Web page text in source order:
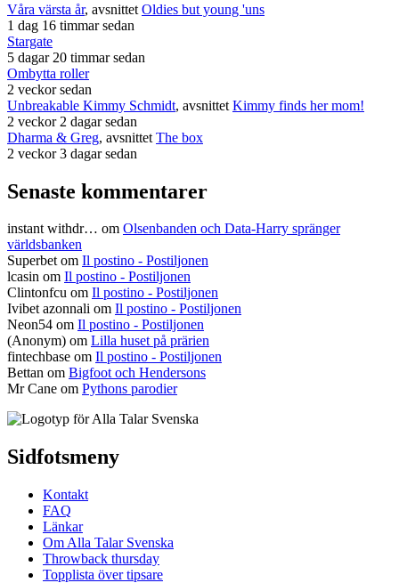
Våra värsta år, avsnittet Oldies but young 'uns
1 dag 16 timmar sedan
Stargate
5 dagar 20 timmar sedan
Ombytta roller
2 veckor sedan
Unbreakable Kimmy Schmidt, avsnittet Kimmy finds her mom!
2 veckor 2 dagar sedan
Dharma & Greg, avsnittet The box
2 veckor 3 dagar sedan
Senaste kommentarer
instant withdr… om Olsenbanden och Data-Harry spränger
världsbanken
Superbetom Il postino - Postiljonen
lcasin om Il postino - Postiljonen
Clintonfcu om Il postino - Postiljonen
Ivibet azonnali om Il postino - Postiljonen
Neon54 om Il postino - Postiljonen
(Anonym) om Lilla huset på prärien
fintechbase om Il postino - Postiljonen
Bettan om Bigfoot och Hendersons
Mr Cane om Pythons parodier
Sidfotsmeny
Kontakt
FAQ
Länkar
Om Alla Talar Svenska
Throwback thursday
Topplista över tipsare